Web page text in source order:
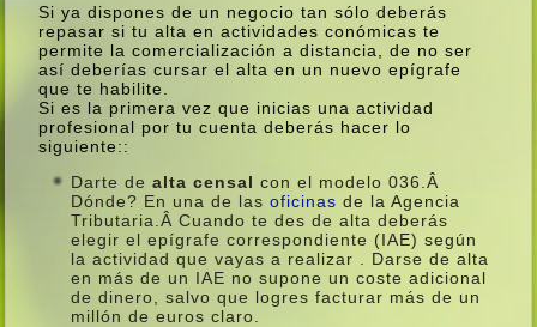
Si ya dispones de un negocio tan sólo deberás
repasar si tu alta en actividades conómicas te
permite la comercialización a distancia, de no ser
así­ deberí­as cursar el alta en un nuevo epí­grafe
que te habilite.
Si es la primera vez que inicias una actividad
profesional por tu cuenta deberás hacer lo
siguiente::
Darte de alta censal con el modelo 036.Â
Dónde? En una de lasoficinas de la Agencia
Tributaria.Â Cuando te des de alta deberás
elegir el epí­grafe correspondiente (IAE) según
la actividad que vayas a realizar . Darse de alta
en más de un IAE no supone un coste adicional
de dinero, salvo que logres facturar más de un
millón de euros claro.